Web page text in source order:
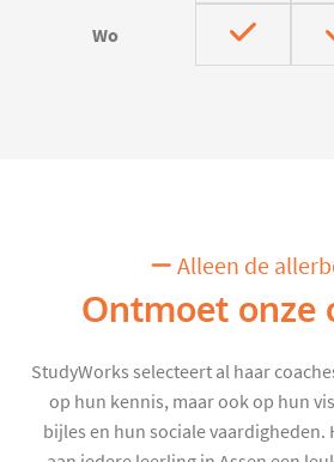
Wo
Alleen de
Ontmoet onze
StudyWorks selecteert al haar
op hun kennis, maar ook op hun
bijles en hun sociale